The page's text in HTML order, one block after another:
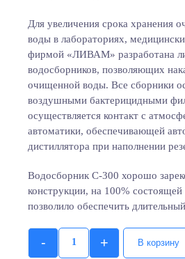
Для увеличения срока хранения
воды в лабораториях,
фирмой «ЛИВАМ» разработана
водосборников, позволяющих
очищенной воды. Все сборники
воздушными бактерицидными
осуществляется контакт с
автоматики, обеспечивающей
дистиллятора при наполнении
Водосборник С-300 хорошо
конструкции, на 100%
позволило обеспечить
Quantity
- + В корзину